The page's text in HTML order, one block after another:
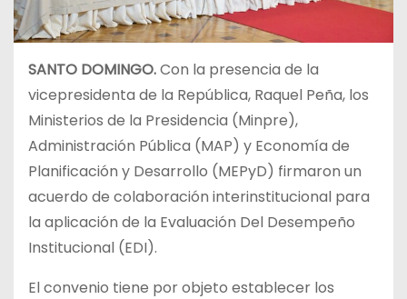
SANTO DOMINGO.Con la presencia de la
vicepresidenta de la República, Raquel Peña, los
Ministerios de la Presidencia (Minpre),
Administración Pública (MAP) y Economía de
Planificación y Desarrollo (MEPyD) firmaron un
acuerdo de colaboración interinstitucional para
la aplicación de la Evaluación Del Desempeño
Institucional (EDI).
El convenio tiene por objeto establecer los